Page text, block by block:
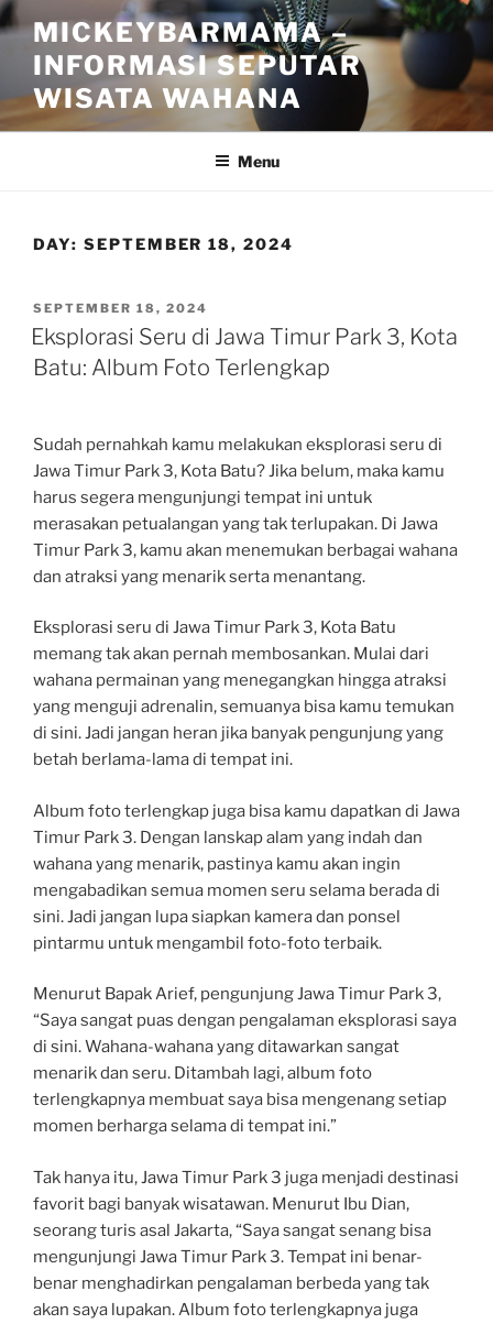
Skip
to
content
MICKEYBARMAMA –
INFORMASI SEPUTAR
WISATA WAHANA
Menu
DAY: SEPTEMBER 18, 2024
POSTED
ON
SEPTEMBER 18, 2024
Eksplorasi Seru di Jawa Timur Park 3, Kota
Batu: Album Foto Terlengkap
Sudah pernahkah kamu melakukan eksplorasi seru di
Jawa Timur Park 3, Kota Batu? Jika belum, maka kamu
harus segera mengunjungi tempat ini untuk
merasakan petualangan yang tak terlupakan. Di Jawa
Timur Park 3, kamu akan menemukan berbagai wahana
dan atraksi yang menarik serta menantang.
Eksplorasi seru di Jawa Timur Park 3, Kota Batu
memang tak akan pernah membosankan. Mulai dari
wahana permainan yang menegangkan hingga atraksi
yang menguji adrenalin, semuanya bisa kamu temukan
di sini. Jadi jangan heran jika banyak pengunjung yang
betah berlama-lama di tempat ini.
Album foto terlengkap juga bisa kamu dapatkan di Jawa
Timur Park 3. Dengan lanskap alam yang indah dan
wahana yang menarik, pastinya kamu akan ingin
mengabadikan semua momen seru selama berada di
sini. Jadi jangan lupa siapkan kamera dan ponsel
pintarmu untuk mengambil foto-foto terbaik.
Menurut Bapak Arief, pengunjung Jawa Timur Park 3,
“Saya sangat puas dengan pengalaman eksplorasi saya
di sini. Wahana-wahana yang ditawarkan sangat
menarik dan seru. Ditambah lagi, album foto
terlengkapnya membuat saya bisa mengenang setiap
momen berharga selama di tempat ini.”
Tak hanya itu, Jawa Timur Park 3 juga menjadi destinasi
favorit bagi banyak wisatawan. Menurut Ibu Dian,
seorang turis asal Jakarta, “Saya sangat senang bisa
mengunjungi Jawa Timur Park 3. Tempat ini benar-
benar menghadirkan pengalaman berbeda yang tak
akan saya lupakan. Album foto terlengkapnya juga